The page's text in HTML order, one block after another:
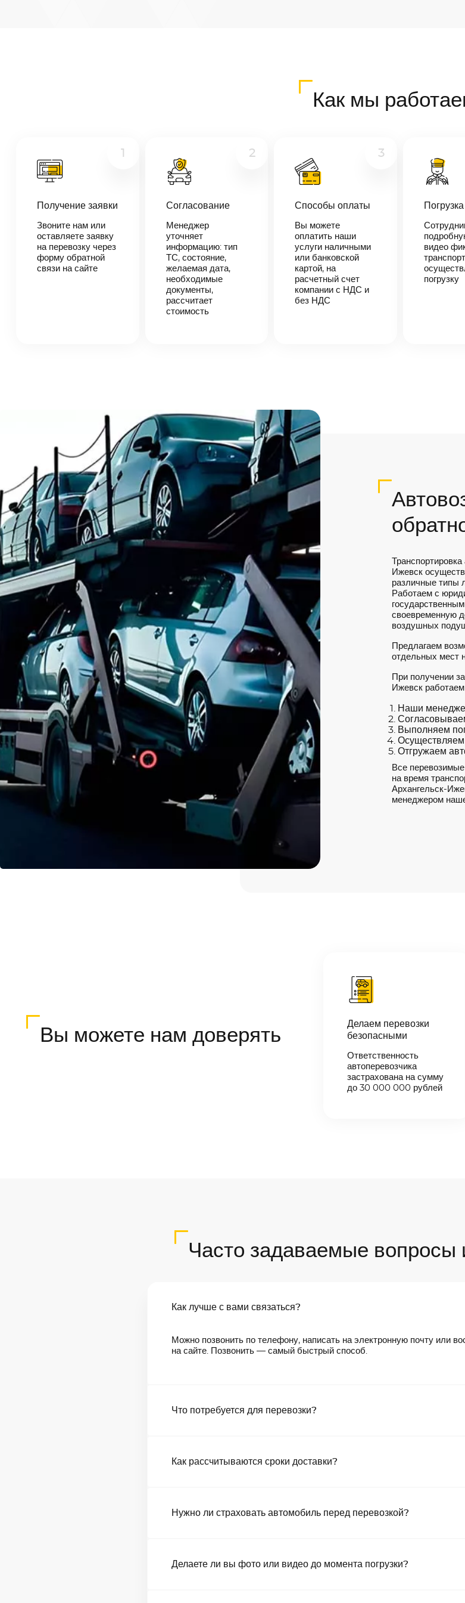
минут наш
логист
свяжется с
вами,
согласует
детали
Как мы
1
Получение заявки
Звоните нам или
оставляете заявку
на перевозку через
форму обратной
связи на сайте
2
Согласование
Менеджер
уточняет
информацию: тип
ТС, состояние,
желаемая дата,
необходимые
документы,
рассчитает
стоимость
3
Способы оплаты
Вы можете
оплатить наши
услуги наличными
или банковской
картой, на
расчетный счет
компании с НДС и
без НДС
видео
погрузку
Ижевск
различные типы
Работаем с
своевременную
воздушных
Предлагаем
отдельных мест
При получении
Ижевск
Наши
Выполняем
Осуществляем
Отгружаем
Все
на время
Архангельск-
менеджером
Вы можете нам доверять
Делаем перевозки
безопасными
Ответственность
автоперевозчика
застрахована на сумму
до 30 000 000 рублей
Часто задаваемые вопросы
Как лучше с вами связаться?
Можно позвонить по телефону, написать на электронную почту или
на сайте. Позвонить — самый быстрый способ.
Что потребуется для перевозки?
Как рассчитываются сроки доставки?
Нужно ли страховать автомобиль перед перевозкой?
Делаете ли вы фото или видео до момента погрузки?